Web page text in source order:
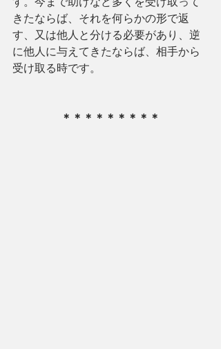
きたならば、それを何らかの形で返
す、又は他人と分ける必要があり、逆
に他人に与えてきたならば、相手から
受け取る時です。
＊＊＊＊＊＊＊＊＊